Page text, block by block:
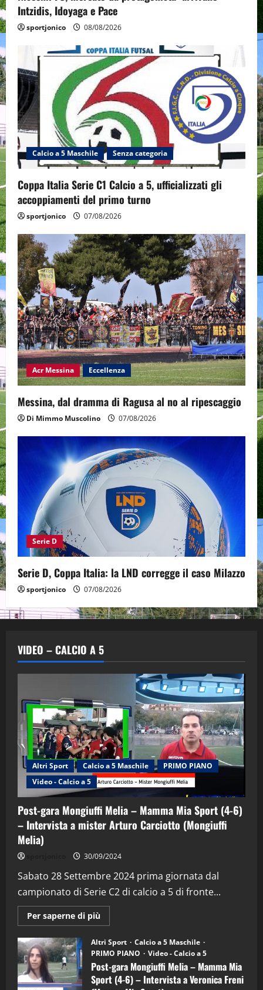
Intzidis, Idoyaga e Pace
sportjonico 08/08/2026
Calcio a 5 Maschile Senza categoria
Coppa Italia Serie C1 Calcio a 5, ufficializzati gli
accoppiamenti del primo turno
sportjonico 07/08/2026
Acr Messina Eccellenza
Messina, dal dramma di Ragusa al no al ripescaggio
Di Mimmo Muscolino 07/08/2026
Serie D
Serie D, Coppa Italia: la LND corregge il caso Milazzo
sportjonico 07/08/2026
VIDEO – CALCIO A 5
Altri Sport Calcio a 5 Maschile
PRIMO PIANO
Video - Calcio a 5
Post-gara Mongiuffi Melia – Mamma Mia Sport (4-6)
– Intervista a mister Arturo Carciotto (Mongiuffi
Melia)
30/09/2024
Sabato 28 Settembre 2024 prima giornata dal
campionato di Serie C2 di calcio a 5 di fronte...
Per saperne di più
informazioni
Post-
gara
Mongiuffi
Melia
–
Mamma
Altri Sport
Calcio a 5 Maschile
PRIMO PIANO
Video - Calcio a 5
Post-gara Mongiuffi Melia – Mamma Mia
Sport (4-6) – Intervista a Veronica Freni
2
“SportEmpire” in Podcast: 29^ Puntata
(Martedi 28 Aprile 2026)
28/04/2026
3
"SportEmpire" in Podcast
“SportEmpire” in Podcast: 28^ Puntata
(Martedi 21 Aprile 2026)
21/04/2026